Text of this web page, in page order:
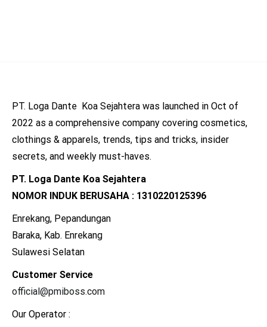
PT. Loga Dante Koa Sejahtera was launched in Oct of
2022 as a comprehensive company covering cosmetics,
clothings & apparels, trends, tips and tricks, insider
secrets, and weekly must-haves.
PT. Loga Dante Koa Sejahtera
NOMOR INDUK BERUSAHA : 1310220125396
Enrekang, Pepandungan
Baraka, Kab. Enrekang
Sulawesi Selatan
Customer Service
official@pmiboss.com
Our Operator :